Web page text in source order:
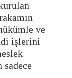
ve
işlerini
sadece